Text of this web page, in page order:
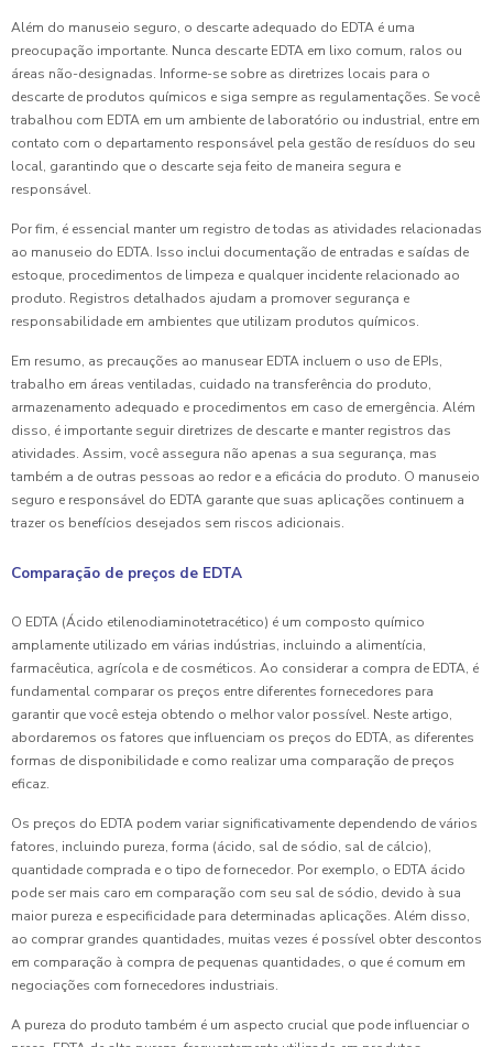
Além do manuseio seguro, o descarte adequado do EDTA é uma
preocupação importante. Nunca descarte EDTA em lixo comum, ralos ou
áreas não-designadas. Informe-se sobre as diretrizes locais para o
descarte de produtos químicos e siga sempre as regulamentações. Se você
trabalhou com EDTA em um ambiente de laboratório ou industrial, entre em
contato com o departamento responsável pela gestão de resíduos do seu
local, garantindo que o descarte seja feito de maneira segura e
responsável.
Por fim, é essencial manter um registro de todas as atividades relacionadas
ao manuseio do EDTA. Isso inclui documentação de entradas e saídas de
estoque, procedimentos de limpeza e qualquer incidente relacionado ao
produto. Registros detalhados ajudam a promover segurança e
responsabilidade em ambientes que utilizam produtos químicos.
Em resumo, as precauções ao manusear EDTA incluem o uso de EPIs,
trabalho em áreas ventiladas, cuidado na transferência do produto,
armazenamento adequado e procedimentos em caso de emergência. Além
disso, é importante seguir diretrizes de descarte e manter registros das
atividades. Assim, você assegura não apenas a sua segurança, mas
também a de outras pessoas ao redor e a eficácia do produto. O manuseio
seguro e responsável do EDTA garante que suas aplicações continuem a
trazer os benefícios desejados sem riscos adicionais.
Comparação de preços de EDTA
O EDTA (Ácido etilenodiaminotetracético) é um composto químico
amplamente utilizado em várias indústrias, incluindo a alimentícia,
farmacêutica, agrícola e de cosméticos. Ao considerar a compra de EDTA, é
fundamental comparar os preços entre diferentes fornecedores para
garantir que você esteja obtendo o melhor valor possível. Neste artigo,
abordaremos os fatores que influenciam os preços do EDTA, as diferentes
formas de disponibilidade e como realizar uma comparação de preços
eficaz.
Os preços do EDTA podem variar significativamente dependendo de vários
fatores, incluindo pureza, forma (ácido, sal de sódio, sal de cálcio),
quantidade comprada e o tipo de fornecedor. Por exemplo, o EDTA ácido
pode ser mais caro em comparação com seu sal de sódio, devido à sua
maior pureza e especificidade para determinadas aplicações. Além disso,
ao comprar grandes quantidades, muitas vezes é possível obter descontos
em comparação à compra de pequenas quantidades, o que é comum em
negociações com fornecedores industriais.
A pureza do produto também é um aspecto crucial que pode influenciar o